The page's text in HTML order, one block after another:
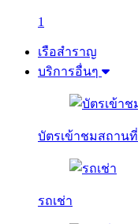
1
เรือสำราญ
บริการอื่นๆ
บัตรเข้าชมสถานที่
รถเช่า